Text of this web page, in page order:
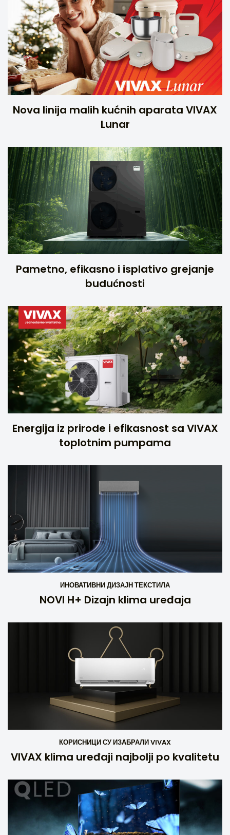
Nova linija malih kućnih aparata VIVAX
Lunar
Pametno, efikasno i isplativo grejanje
budućnosti
Energija iz prirode i efikasnost sa VIVAX
toplotnim pumpama
ИНОВАТИВНИ ДИЗАЈН ТЕКСТИЛА
NOVI H+ Dizajn klima uređaja
КОРИСНИЦИ СУ ИЗАБРАЛИ VIVAX
VIVAX klima uređaji najbolji po kvalitetu